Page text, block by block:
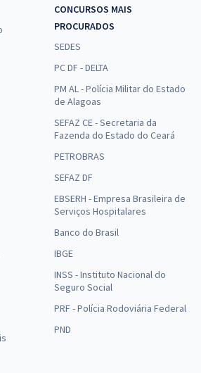
à vista
R$33,33
Comprar
de Educação Básica – Psicologia (Pré-
R$33,33
R$ 99,98 (-20%)
de Educação Básica - Enfermagem (Pré-
edital)
à vista
ou 12x de
CONCURSOS MAIS
PROCURADOS
SEDES
PC DF - DELTA
PM AL - Polícia Militar do Estado
de Alagoas
SEFAZ CE - Secretaria da
Fazenda do Estado do Ceará
PETROBRAS
SEFAZ DF
EBSERH - Empresa Brasileira de
Serviços Hospitalares
Banco do Brasil
IBGE
INSS - Instituto Nacional do
Seguro Social
PRF - Polícia Rodoviária Federal
PND